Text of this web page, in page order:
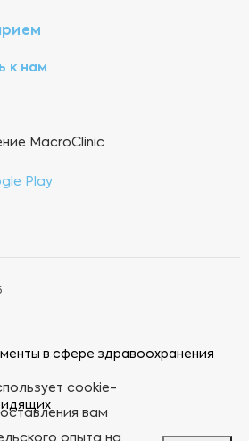
к нам
MacroClinic
в сфере здравоохранения
cookie-
вам
опыта на